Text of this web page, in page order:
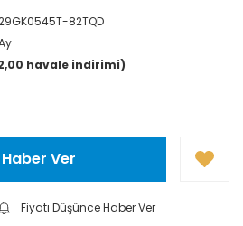
82TQD
havale indirimi)
Ver
Fiyatı Düşünce Haber Ver